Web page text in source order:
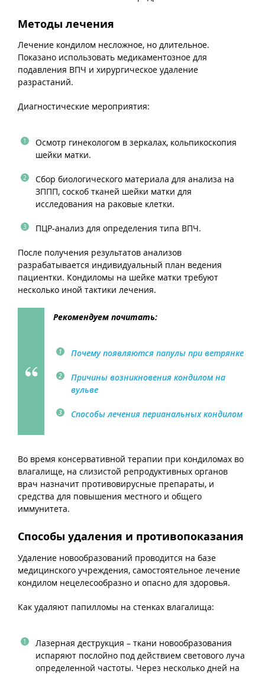
Методы лечения
Лечение кондилом несложное, но длительное.
Показано использовать медикаментозное для
подавления ВПЧ и хирургическое удаление
разрастаний.
Диагностические мероприятия:
Осмотр гинекологом в зеркалах, кольпикоскопия
шейки матки.
Сбор биологического материала для анализа на
ЗППП, соскоб тканей шейки матки для
исследования на раковые клетки.
ПЦР-анализ для определения типа ВПЧ.
После получения результатов анализов
разрабатывается индивидуальный план ведения
пациентки. Кондиломы на шейке матки требуют
несколько иной тактики лечения.
Рекомендуем почитать:
Почему появляются папулы при ветрянке
Причины возникновения кондилом на
вульве
Способы лечения перианальных кондилом
Во время консервативной терапии при кондиломах во
влагалище, на слизистой репродуктивных органов
врач назначит противовирусные препараты, и
средства для повышения местного и общего
иммунитета.
Способы удаления и противопоказания
Удаление новообразований проводится на базе
медицинского учреждения, самостоятельное лечение
кондилом нецелесообразно и опасно для здоровья.
Как удаляют папилломы на стенках влагалища:
Лазерная деструкция – ткани новообразования
испаряют послойно под действием светового луча
определенной частоты. Через несколько дней на